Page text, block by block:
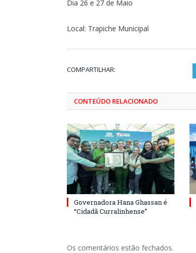
Dia 26 e 27 de Maio
Local: Trapiche Municipal
COMPARTILHAR:
CONTEÚDO RELACIONADO
Governadora Hana Ghassan é
“Cidadã Curralinhense”
Os comentários estão fechados.